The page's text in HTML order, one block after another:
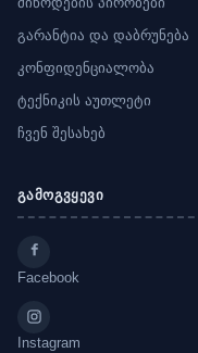
გარანტია და დაბრუნება
კონფიდენციალობა
ტექნიკის აუთლეტი
ჩვენ შესახებ
გამოგვყევი
Facebook
Instagram